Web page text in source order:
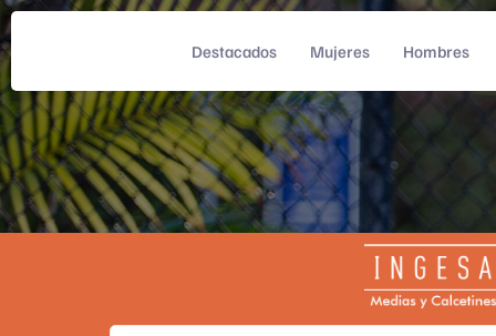
Destacados Mujeres Hombres